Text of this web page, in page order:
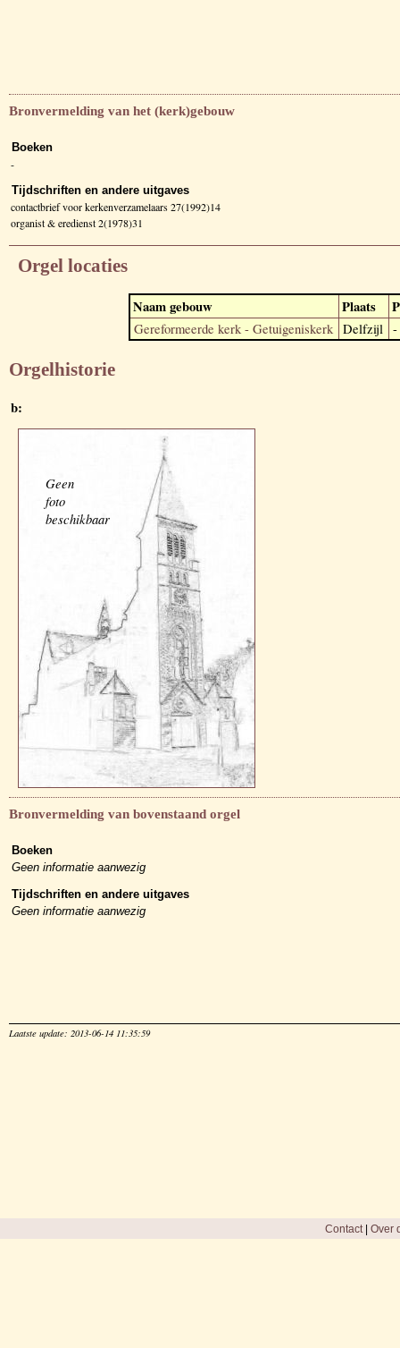
Bronvermelding van het (kerk)gebouw
Boeken
-
Tijdschriften en andere uitgaves
contactbrief voor kerkenverzamelaars 27(1992)14
organist & eredienst 2(1978)31
Orgel locaties
Naam gebouw Plaats
Gereformeerde kerk - Getuigeniskerk Delfzijl -
Orgelhistorie
b:
Geen
foto
beschikbaar
Bronvermelding van bovenstaand orgel
Boeken
Geen informatie aanwezig
Tijdschriften en andere uitgaves
Geen informatie aanwezig
Laatste update: 2013-06-14 11:35:59
Contact| Over